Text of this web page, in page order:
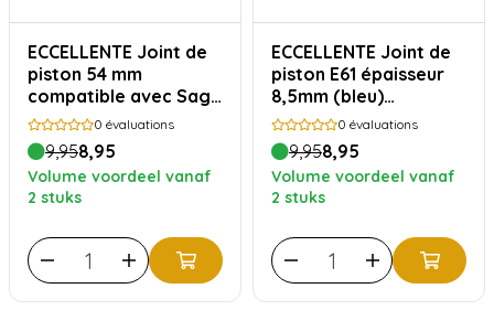
ECCELLENTE Joint de
piston 54 mm
compatible avec Sage
& Breville
0 évaluations
9,958,95
Volume voordeel vanaf
2 stuks
ECCELLENTE Joint de
piston E61 épaisseur
8,5mm (bleu)
compatible avec
Faema Rocket Kees
Isomac Quickmill etc
0 évaluations
9,958,95
Volume voordeel vanaf
2 stuks